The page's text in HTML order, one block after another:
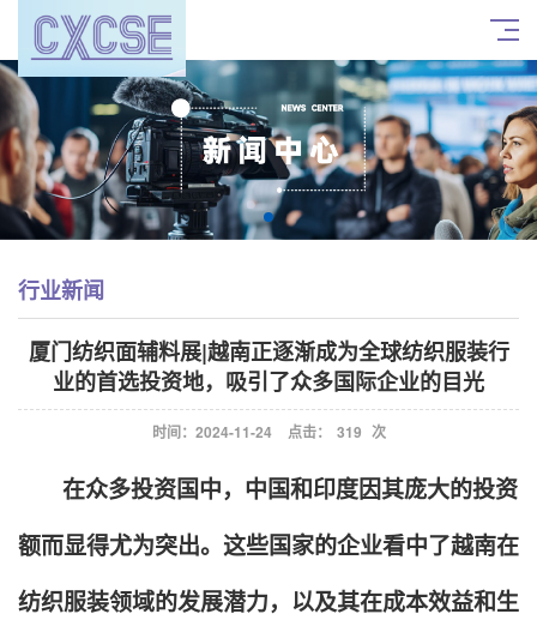
行业新闻
厦门纺织面辅料展|越南正逐渐成为全球纺织服装行
业的首选投资地，吸引了众多国际企业的目光
时间：2024-11-24 点击： 319 次
在众多投资国中，中国和印度因其庞大的投资
额而显得尤为突出。这些国家的企业看中了越南在
纺织服装领域的发展潜力，以及其在成本效益和生